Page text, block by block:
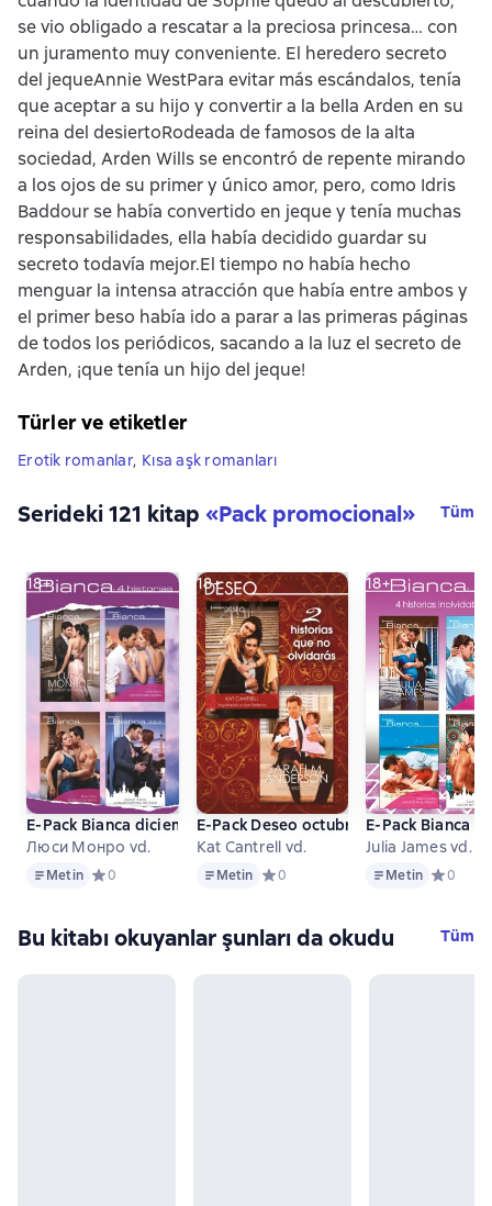
se vio obligado a rescatar a la preciosa princesa… con
un juramento muy conveniente. El heredero secreto
del jequeAnnie WestPara evitar más escándalos, tenía
que aceptar a su hijo y convertir a la bella Arden en su
reina del desiertoRodeada de famosos de la alta
sociedad, Arden Wills se encontró de repente mirando
a los ojos de su primer y único amor, pero, como Idris
Baddour se había convertido en jeque y tenía muchas
responsabilidades, ella había decidido guardar su
secreto todavía mejor.El tiempo no había hecho
menguar la intensa atracción que había entre ambos y
el primer beso había ido a parar a las primeras páginas
de todos los periódicos, sacando a la luz el secreto de
Arden, ¡que tenía un hijo del jeque!
Türler ve etiketler
Erotik romanlar, Kısa aşk romanları
Serideki 121 kitap «Pack promocional» Tüm
18+
E-Pack Bianca diciembre 2018
Люси Монро vd.
MetinMetin Средний рейтинг 0 на основе 0 оценок
0
18+
E-Pack Deseo octubre 2018
Kat Cantrell vd.
MetinMetin Средний рейтинг 0 на основе 0
0
18+
E-Pack Bianca
Julia James vd.
MetinMetin Средний
0
Bu kitabı okuyanlar şunları da okudu Tüm